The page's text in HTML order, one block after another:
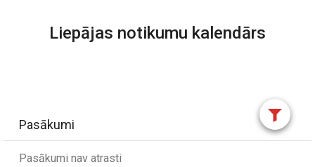
Liepājas notikumu kalendārs
Pasākumi
Pasākumi nav atrasti